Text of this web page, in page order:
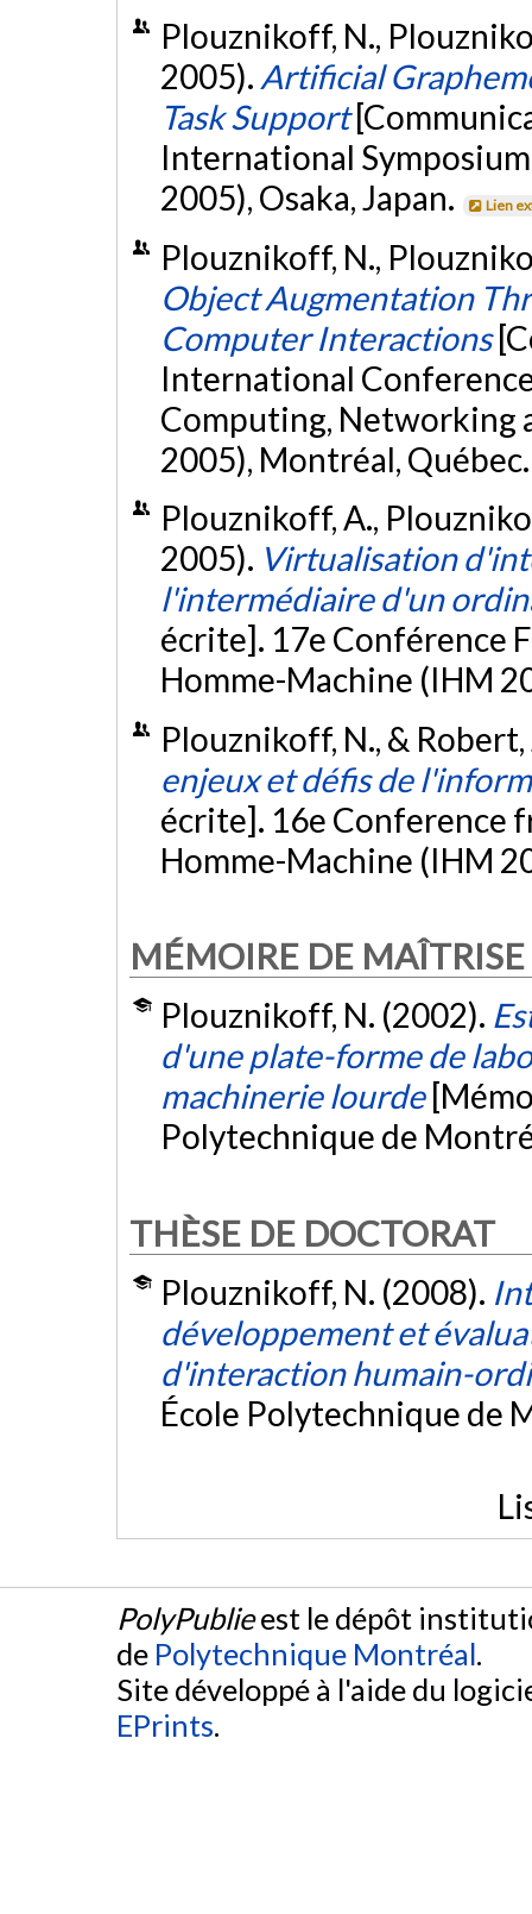
Plouznikoff, N.,
2005). Artificial
Task Support
International
2005), Osaka, Japan.
Lien
Plouznikoff, N.,
Object Augmentation
Computer Interactions
International
Computing, Networking
2005), Montréal,
Plouznikoff, A.,
2005). Virtualisation
l'intermédiaire d'un
écrite]. 17e Conférence
Homme-Machine (IHM
Plouznikoff, N., &
enjeux et défis de
écrite]. 16e Conference
Homme-Machine (IHM
MÉMOIRE DE MAÎTRISE
Plouznikoff, N. (2002).
d'une plate-forme de
machinerie lourde
Polytechnique de
THÈSE DE DOCTORAT
Plouznikoff, N. (2008).
développement et
d'interaction humain-
École Polytechnique de
PolyPublieest le dépôt
de Polytechnique Montréal.
Site développé à l'aide du
EPrints.